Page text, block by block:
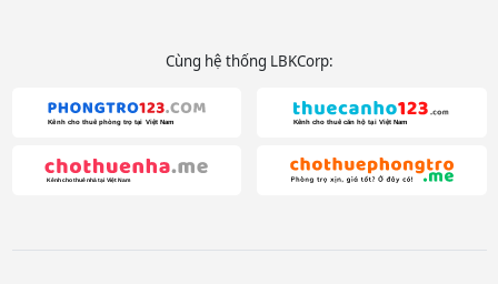
Cùng hệ thống LBKCorp: